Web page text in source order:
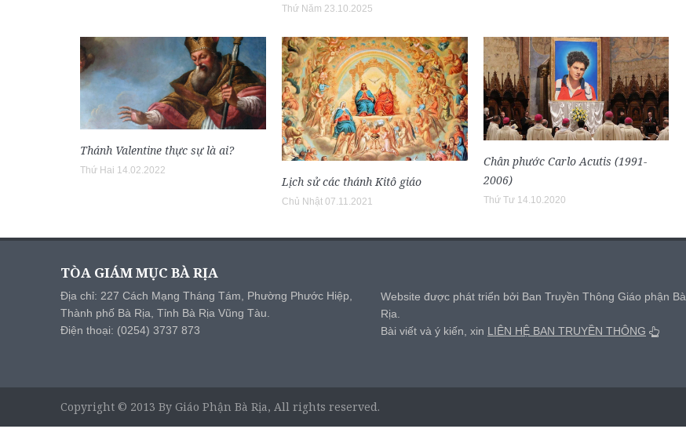
Thứ Năm 23.10.2025
Thánh Valentine thực sự là ai?
Thứ Hai 14.02.2022
Lịch sử các thánh Kitô giáo
Chủ Nhật 07.11.2021
Chân phước Carlo Acutis (1991-
2006)
Thứ Tư 14.10.2020
TÒA GIÁM MỤC BÀ RỊA
Địa chỉ: 227 Cách Mạng Tháng Tám, Phường Phước Hiệp,
Thành phố Bà Rịa, Tỉnh Bà Rịa Vũng Tàu.
Điện thoại: (0254) 3737 873
Website được phát triển bởi Ban Truyền Thông Giáo phận Bà
Rịa.
Bài viết và ý kiến, xin LIÊN HỆ BAN TRUYỀN THÔNG
Copyright © 2013 By Giáo Phận Bà Rịa, All rights reserved.